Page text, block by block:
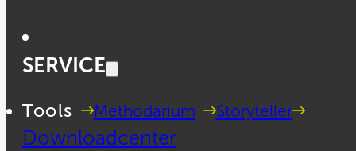
SERVICE
Tools Methodarium Storyteller
Downloadcenter